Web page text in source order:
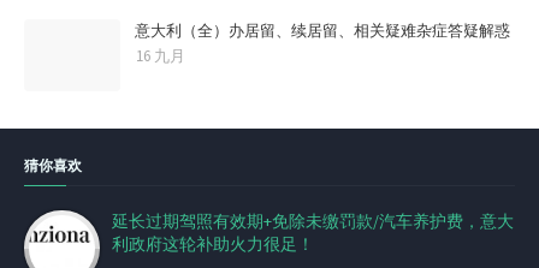
意大利（全）办居留、续居留、相关疑难杂症答疑解惑
16 九月
猜你喜欢
延长过期驾照有效期+免除未缴罚款/汽车养护费，意大
利政府这轮补助火力很足！